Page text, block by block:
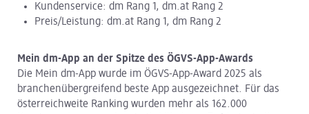
Kundenservice: dm Rang 1, dm.at Rang 2
Preis/Leistung: dm.at Rang 1, dm Rang 2
Mein dm-App an der Spitze des ÖGVS-App-Awards
Die Mein dm-App wurde im ÖGVS-App-Award 2025 als
branchenübergreifend beste App ausgezeichnet. Für das
österreichweite Ranking wurden mehr als 162.000